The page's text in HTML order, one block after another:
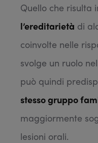
Quello che risulta
l’ereditarietà di
coinvolte nelle
svolge un ruolo
può quindi
stesso gruppo
maggiormente
lesioni orali.